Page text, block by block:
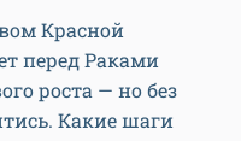
Красной
перед Раками
роста — но без
Какие шаги